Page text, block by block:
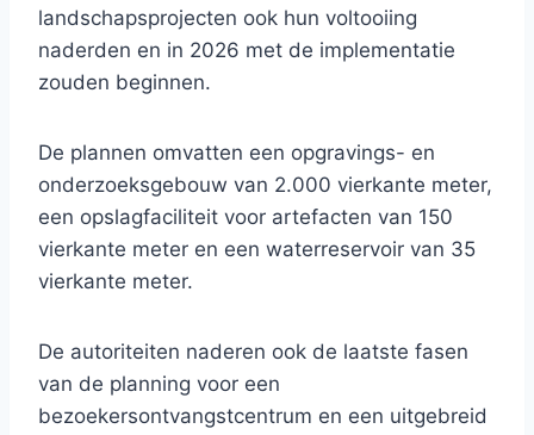
landschapsprojecten ook hun voltooiing
naderden en in 2026 met de implementatie
zouden beginnen.
De plannen omvatten een opgravings- en
onderzoeksgebouw van 2.000 vierkante meter,
een opslagfaciliteit voor artefacten van 150
vierkante meter en een waterreservoir van 35
vierkante meter.
De autoriteiten naderen ook de laatste fasen
van de planning voor een
bezoekersontvangstcentrum en een uitgebreid